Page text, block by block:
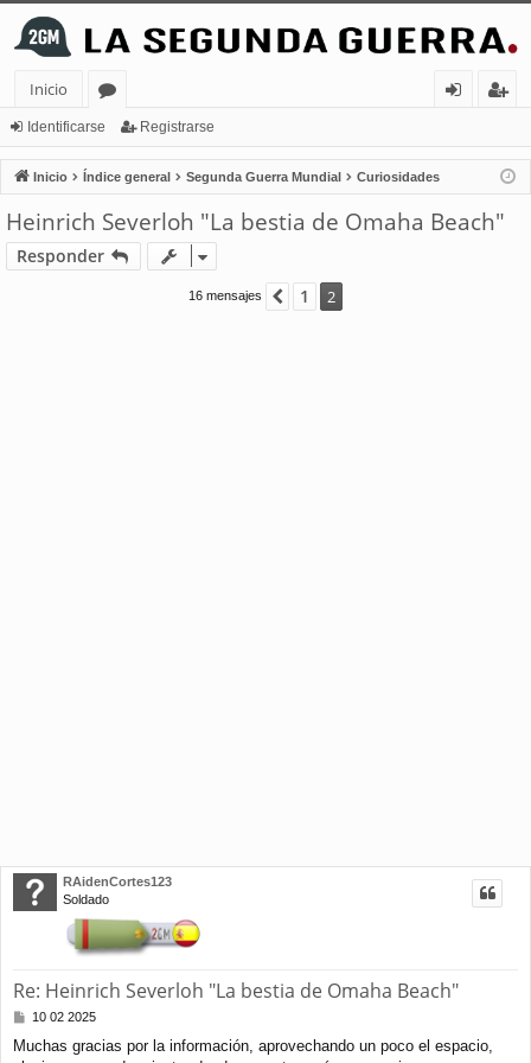
Inicio
or
os
nt
ifi
ca
ist
ra
Identificarse Registrarse
Inicio Índice general Segunda Guerra Mundial Curiosidades
Heinrich Severloh "La bestia de Omaha Beach"
Responder
16 mensajes Anterior
1 2
RAidenCortes123
Soldado
Re: Heinrich Severloh "La bestia de Omaha Beach"
M
n
10 02 2025
Muchas gracias por la información, aprovechando un poco el espacio,